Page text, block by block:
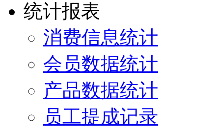
统计报表
消费信息统计
会员数据统计
产品数据统计
员工提成记录